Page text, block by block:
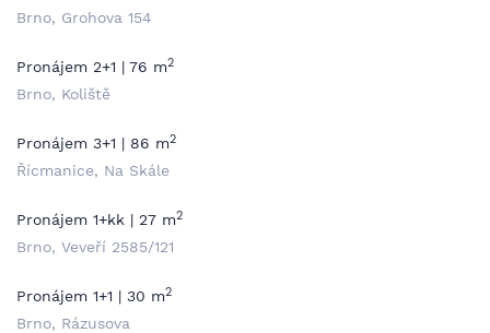
Brno, Grohova 154
Pronájem 2+1 | 76 m2
Brno, Koliště
Pronájem 3+1 | 86 m2
Řícmanice, Na Skále
Pronájem 1+kk | 27 m2
Brno, Veveří 2585/121
Pronájem 1+1 | 30 m2
Brno, Rázusova